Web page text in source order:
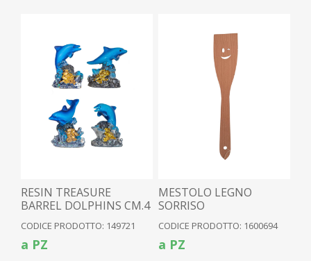
RESIN TREASURE
BARREL DOLPHINS CM.4
CODICE PRODOTTO: 149721
a PZ
MESTOLO LEGNO
SORRISO
CODICE PRODOTTO: 1600694
a PZ